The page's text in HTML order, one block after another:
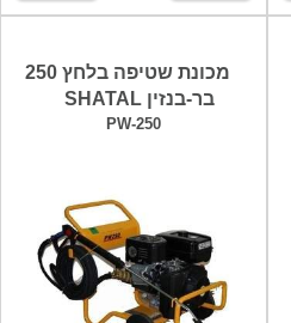
מכונת שטיפה בלחץ 250
בר-בנזין SHATAL
PW-250